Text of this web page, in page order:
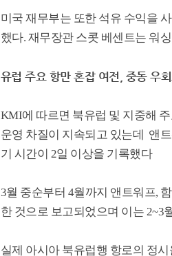
미국 재무부는 또한 석유 수익을
했다. 재무장관 스콧 베센트는 워
유럽 주요 항만 혼잡 여전, 중동 우
KMI에 따르면 북유럽 및 지중해
운영 차질이 지속되고 있는데 앤
기 시간이 2일 이상을 기록했다
3월 중순부터 4월까지 앤트워프,
한 것으로 보고되었으며 이는 2~3
실제 아시아 북유럽행 항로의 정